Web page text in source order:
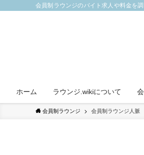
会員制ラウンジのバイト求人や料金を
ホーム ラウンジ.wikiについて
会員制ラウンジ 会員制ラウンジ人脈